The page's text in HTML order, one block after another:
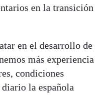
en la transición
en el desarrollo de
más experiencia
condiciones
la española